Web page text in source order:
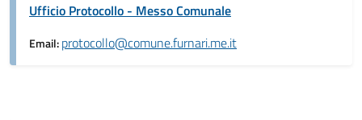
Ufficio Protocollo - Messo Comunale
Email:protocollo@comune.furnari.me.it